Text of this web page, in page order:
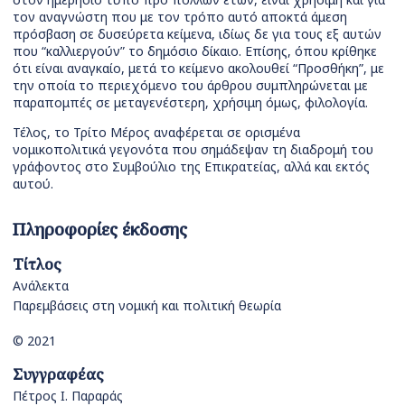
τον αναγνώστη που με τον τρόπο αυτό αποκτά άμεση
πρόσβαση σε δυσεύρετα κείμενα, ιδίως δε για τους εξ αυτών
που “καλλιεργούν” το δημόσιο δίκαιο. Επίσης, όπου κρίθηκε
ότι είναι αναγκαίο, μετά το κείμενο ακολουθεί “Προσθήκη”, με
την οποία το περιεχόμενο του άρθρου συμπληρώνεται με
παραπομπές σε μεταγενέστερη, χρήσιμη όμως, φιλολογία.
Τέλος, το Τρίτο Μέρος αναφέρεται σε ορισμένα
νομικοπολιτικά γεγονότα που σημάδεψαν τη διαδρομή του
γράφοντος στο Συμβούλιο της Επικρατείας, αλλά και εκτός
αυτού.
Πληροφορίες έκδοσης
Τίτλος
Ανάλεκτα
Παρεμβάσεις στη νομική και πολιτική θεωρία
© 2021
Συγγραφέας
Πέτρος Ι. Παραράς